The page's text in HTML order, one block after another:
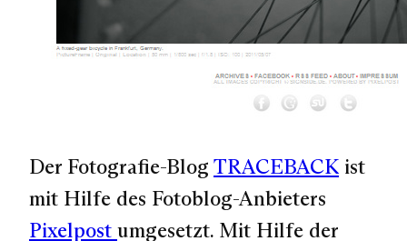
Der Fotografie-Blog TRACEBACK ist
mit Hilfe des Fotoblog-Anbieters
Pixelpost umgesetzt. Mit Hilfe der